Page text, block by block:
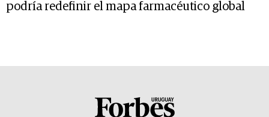
podría redefinir el mapa farmacéutico global